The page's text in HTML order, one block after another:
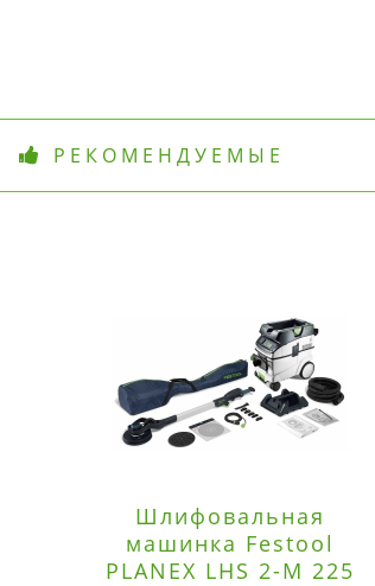
РЕКОМЕНДУЕМЫЕ
Шлифовальная
машинка Festool
PLANEX LHS 2-M 225